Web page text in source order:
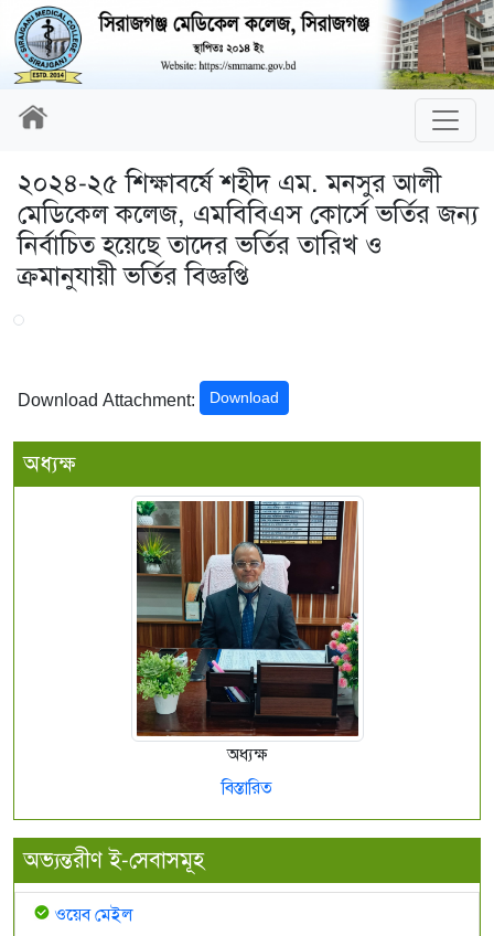
২০২৪-২৫ শিক্ষাবর্ষে শহীদ এম. মনসুর আলী
মেডিকেল কলেজ, এমবিবিএস কোর্সে ভর্তির জন্য
নির্বাচিত হয়েছে তাদের ভর্তির তারিখ ও
ক্রমানুযায়ী ভর্তির বিজ্ঞপ্তি
Download Attachment: Download
অধ্যক্ষ
অধ্যক্ষ
বিস্তারিত
অভ্যন্তরীণ ই-সেবাসমূহ
ওয়েব মেইল